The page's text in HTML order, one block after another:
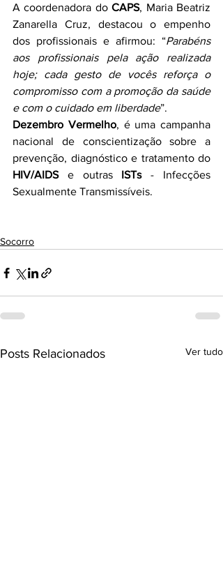
A coordenadora do CAPS, Maria Beatriz
Zanarella Cruz, destacou o empenho
dos profissionais e afirmou: “Parabéns
aos profissionais pela ação realizada
hoje; cada gesto de vocês reforça o
compromisso com a promoção da saúde
e com o cuidado em liberdade”.
Dezembro Vermelho, é uma campanha
nacional de conscientização sobre a
HIV/AIDS e outras ISTs - Infecções
Sexualmente Transmissíveis.
Socorro
Posts Relacionados Ver tudo